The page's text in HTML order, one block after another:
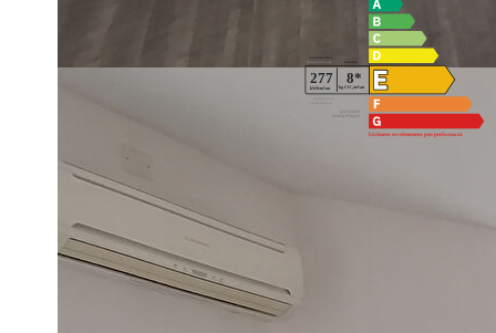
Montant estimé des dépenses annuelles d'énergie pour un
01/01/2021.